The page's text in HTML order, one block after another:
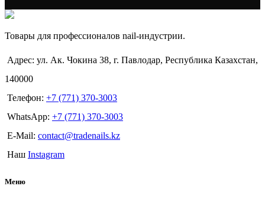
Товары для профессионалов nail-индустрии.
Адрес: ул. Ак. Чокина 38, г. Павлодар, Республика Казахстан,
140000
Телефон: +7 (771) 370-3003
WhatsApp: +7 (771) 370-3003
E-Mail: contact@tradenails.kz
Наш Instagram
Меню